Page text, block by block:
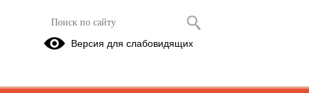
Версия для слабовидящих